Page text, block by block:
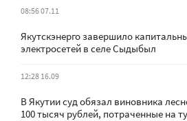
08:56 07.11
Якутскэнерго завершило
электросетей в селе Сыдыбыл
12:28 16.09
В Якутии суд обязал виновника
100 тысяч рублей, потраченные на